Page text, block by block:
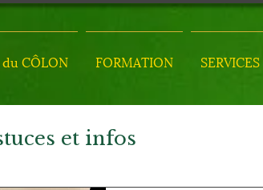
du CÔLON FORMATION
et infos